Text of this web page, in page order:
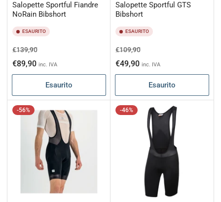
Salopette Sportful Fiandre
NoRain Bibshort
ESAURITO
Prezzo
di
listino
€139,90Prezzo
scontato
€89,90 inc. IVA
Esaurito
Salopette Sportful GTS
Bibshort
ESAURITO
Prezzo
di
listino
€109,90Prezzo
scontato
€49,90 inc. IVA
Esaurito
-56% -46%